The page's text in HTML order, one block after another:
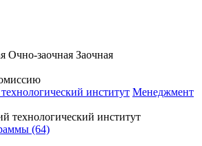
Очно-заочная Заочная
институт Менеджмент
(64)